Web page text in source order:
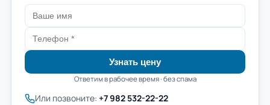
Узнать цену
Ответим в рабочее время · без спама
Или позвоните: +7 982 532-22-22